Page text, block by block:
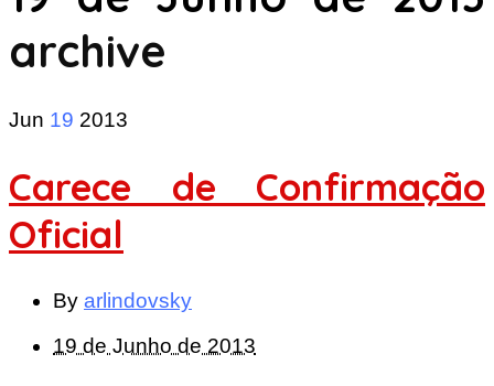
archive
Jun 19 2013
Carece de Confirmação
Oficial
By arlindovsky
19 de Junho de 2013